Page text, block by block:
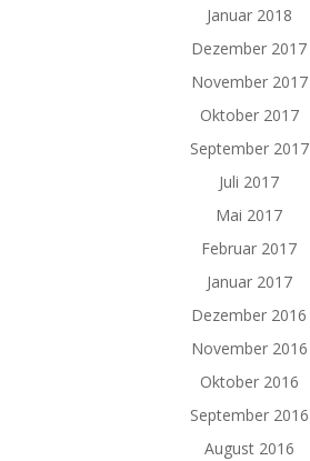
Januar 2018
Dezember 2017
November 2017
Oktober 2017
September 2017
Juli 2017
Mai 2017
Februar 2017
Januar 2017
Dezember 2016
November 2016
Oktober 2016
September 2016
August 2016